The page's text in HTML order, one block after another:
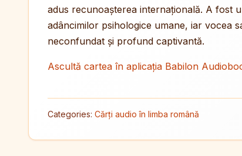
adus recunoașterea internațională. A fost
adâncimilor psihologice umane, iar vocea
neconfundat și profund captivantă.
Ascultă cartea în aplicația Babilon
Categories: Cărți audio în limba română